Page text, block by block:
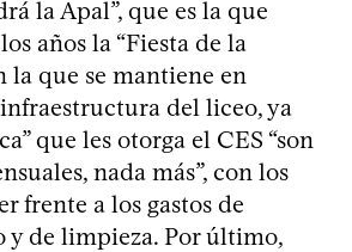
la Apal”, que es la que
años la “Fiesta de la
la que se mantiene en
del liceo, ya
que les otorga el CES “son
nada más”, con los
frente a los gastos de
de limpieza. Por último,